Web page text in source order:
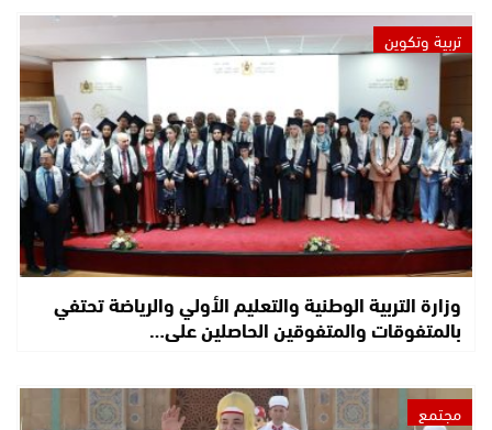
تربية وتكوين
وزارة التربية الوطنية والتعليم الأولي والرياضة تحتفي
بالمتفوقات والمتفوقين الحاصلين على…
مجتمع